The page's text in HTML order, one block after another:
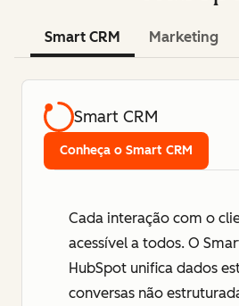
Smart CRM Marketing
Smart CRM
Cada interação com o
acessível a todos. O
HubSpot unifica dados
conversas não
Conheça o Smart CRM